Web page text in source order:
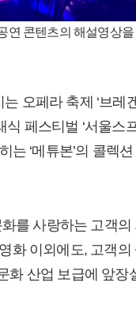
연 콘텐츠의 해설영상
오페라 축제 ‘브레
식 페스티벌 ‘서울스
‘메튜본’의 콜렉션 ‘
를 사랑하는 고객의
화 이외에도, 고객
산업 보급에 앞장